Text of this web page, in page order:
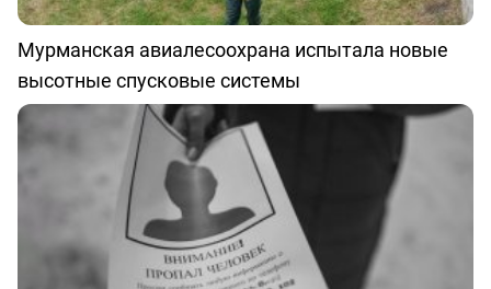
Мурманская авиалесоохрана испытала новые
высотные спусковые системы